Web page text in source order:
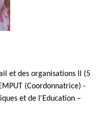
et des organisations II (5
(Coordonnatrice) -
et de l'Education –